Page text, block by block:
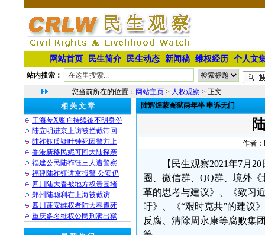
网站首页 民生简介 民生动态 新闻稿 维权经历 个人文
站内搜索：
您当前所在的位置： 网站主页 > 人权观察 > 正文
相 关 文 章
王海琴X账户持续被不明身份
陆立明进京上访被拦截带回
陆祚钰质疑叶钟死因警方上
香港新移民妮可回大陆探亲
福建公民陆祚钰三人遭警察
福建陆祚钰进京报警 公安仍
四川陆大春被地方权贵围堵
郑州陆聪利在上海被截访
四川蓬安维权者陆大春遭死
重庆多名维权公民刑满出狱
陆辉煌蒙冤狱两年半 申诉无门
作者：
【民生观察2021年7月
圈、微信群、QQ群、境外
革的思考与建议》、《致习
吁》、《“艰时克共”的建议
反腐、清除周永康等腐败集